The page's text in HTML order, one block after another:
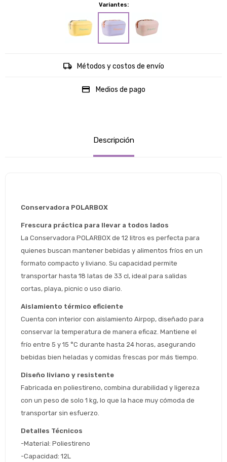
Variantes:
Métodos y costos de envío
Medios de pago
Descripción
Conservadora POLARBOX
Frescura práctica para llevar a todos lados
La Conservadora POLARBOX de 12 litros es perfecta para
quienes buscan mantener bebidas y alimentos fríos en un
formato compacto y liviano. Su capacidad permite
transportar hasta 18 latas de 33 cl, ideal para salidas
cortas, playa, picnic o uso diario.
Aislamiento térmico eficiente
Cuenta con interior con aislamiento Airpop, diseñado para
conservar la temperatura de manera eficaz. Mantiene el
frío entre 5 y 15 °C durante hasta 24 horas, asegurando
bebidas bien heladas y comidas frescas por más tiempo.
Diseño liviano y resistente
Fabricada en poliestireno, combina durabilidad y ligereza
con un peso de solo 1 kg, lo que la hace muy cómoda de
transportar sin esfuerzo.
Detalles Técnicos
-Material: Poliestireno
-Capacidad: 12L
Comprá ahora y Pagá
Después, hasta en 12
cuotas y sin tocar tu
tarjeta de crédito
* sujeto aprobación crediticia
Cédula de identidad
Celular
Fecha de nacimiento
Estás calificado para comprar usando Pago
Después.
Elegí tus productos preferidos
el inconveniente, por cualquier duda
¡Algo salió mal!
Por favor intenta nuevamente mas tarde.